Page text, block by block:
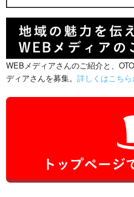
WEBメディアさんのご紹介と、
ディアさんを募集。 詳しくはこちら